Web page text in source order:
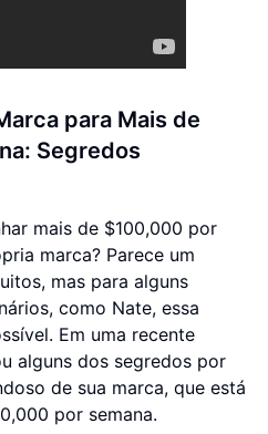
para Mais de
Segredos
mais de $100,000 por
marca? Parece um
mas para alguns
como Nate, essa
Em uma recente
alguns dos segredos por
de sua marca, que está
por semana.